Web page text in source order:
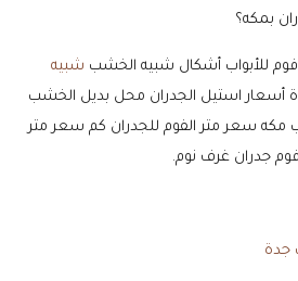
بمكه؟
فوم للأبواب أشكال شبيه الخشب شبيه
أسعار استيل الجدران محل بديل الخشب
سعر متر الفوم للجدران كم سعر متر
جدران غرف نوم.
جدة